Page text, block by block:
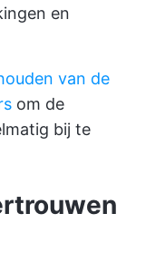
en
van de
om de
bij te